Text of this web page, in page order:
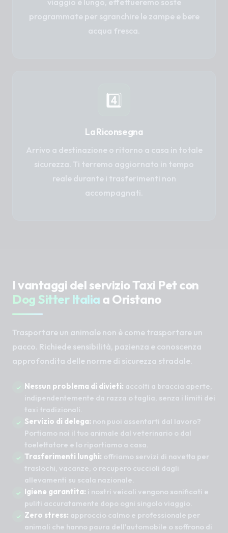
programmate per sgranchire le zampe e bere
acqua fresca.
4️⃣
La Riconsegna
Arrivo a destinazione o ritorno a casa in totale
sicurezza. Ti terremo aggiornato in tempo
reale durante i trasferimenti non
accompagnati.
I vantaggi del servizio Taxi Pet con
Dog Sitter Italia a Oristano
Trasportare un animale non è come trasportare un
pacco. Richiede sensibilità, pazienza e conoscenza
approfondita delle norme di sicurezza stradale.
Nessun problema di divieti: accolti a braccia aperte,
indipendentemente da razza o taglia, senza i limiti dei
taxi tradizionali.
Servizio di delega: non puoi assentarti dal lavoro?
Portiamo noi il tuo animale dal veterinario o dal
toelettatore e lo riportiamo a casa.
Trasferimenti lunghi: offriamo servizi di navetta per
traslochi, vacanze, o recupero cuccioli dagli
allevamenti su scala nazionale.
Igiene garantita: i nostri veicoli vengono sanificati e
puliti accuratamente dopo ogni singolo viaggio.
Zero stress: approccio calmo e professionale per
animali che hanno paura dell'automobile o soffrono di